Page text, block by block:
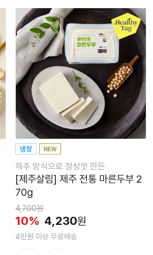
제주 방식으로 정성껏 만든
[제주살림] 제주 전통 마른두부 2
70g
4,700원
10% 4,230원
4만원 이상 무료배송